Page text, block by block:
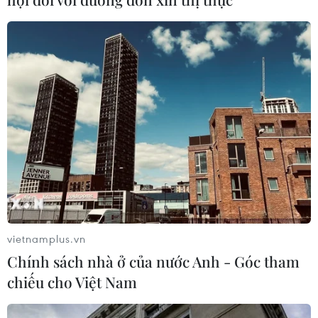
Ngôn ngữ
TTXVN
Quảng cáo
Giấy phép số: 1374/GP-BTTTT do Bộ Thông tin và Truyền thông
cấp ngày 11/9/2008.
Quảng cáo: Phó TBT Nguyễn Thị Tám: 093.5958688, Email:
tamvna@gmail.com
Điện thoại: (024) 39411349 - (024) 39411348, Fax: (024)
vietnamplus2008@gmail.com
© Bản quyền thuộc về VietnamPlus, TTXVN. Cấm sao chép dưới
mọi hình thức nếu không có sự chấp thuận bằng văn bản.
vietnamplus.vn
Chính sách nhà ở của nước Anh - Góc tham
chiếu cho Việt Nam